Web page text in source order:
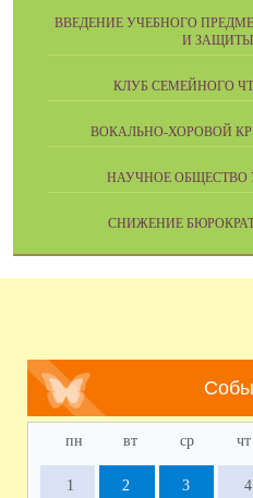
ВВЕДЕНИЕ УЧЕБНОГО
И
КЛУБ СЕМЕЙНОГО
ВОКАЛЬНО-ХОРОВОЙ
НАУЧНОЕ
СНИЖЕНИЕ
пн вт ср чт
1 2 3 4